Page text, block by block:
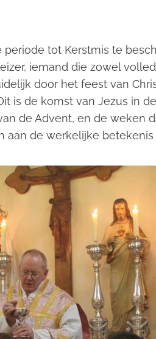
tot Kerstmis te
iemand die zowel
door het feest van
is de komst van Jezus in
de Advent, en de weken
de werkelijke betekenis